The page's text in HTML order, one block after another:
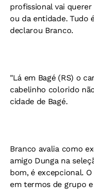
profissional vai
ou da entidade. Tudo
declarou Branco.
"Lá em Bagé (RS) o
cabelinho colorido
cidade de Bagé.
Branco avalia como
amigo Dunga na
bom, é excepcional.
em termos de grupo